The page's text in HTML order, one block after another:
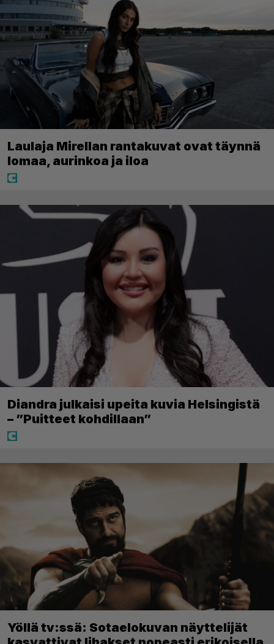
Laulaja Mirellan rantakuvat ovat täynnä
lomaa, aurinkoa ja iloa
Diandra julkaisi upeita kuvia Helsingistä
– ”Puitteet kohdillaan”